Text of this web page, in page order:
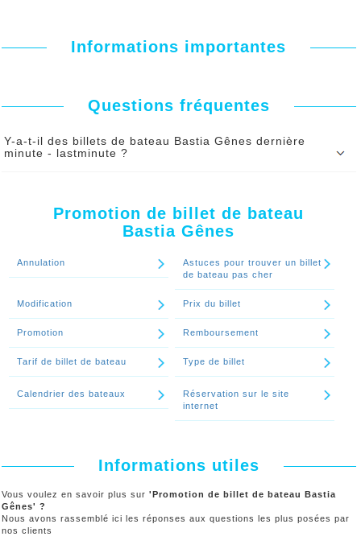
Informations importantes
Questions fréquentes
Y-a-t-il des billets de bateau Bastia Gênes dernière
minute - lastminute ?
Continuer le spécial 'Y-a-t-il des billets de bateau Bastia Gênes
dernière minute - lastminute ?'
Promotion de billet de bateau
Bastia Gênes
Annulation
Astuces pour trouver un billet
de bateau pas cher
Modification Prix du billet
Promotion Remboursement
Tarif de billet de bateau Type de billet
Calendrier des bateaux
Réservation sur le site
internet
Informations utiles
Vous voulez en savoir plus sur 'Promotion de billet de bateau Bastia
Gênes' ?
Nous avons rassemblé ici les réponses aux questions les plus posées par
nos clients